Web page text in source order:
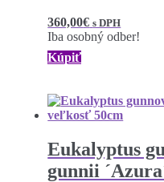
360,00€ s DPH
Iba osobný odber!
Kúpiť
Eukalyptus
gunnii